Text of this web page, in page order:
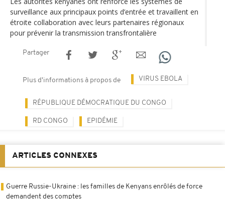
surveillance aux principaux points d’entrée et travaillent en
étroite collaboration avec leurs partenaires régionaux
pour prévenir la transmission transfrontalière
Partager
Plus d'informations à propos de VIRUS EBOLA
RÉPUBLIQUE DÉMOCRATIQUE DU CONGO
RD CONGO EPIDÉMIE
ARTICLES CONNEXES
Guerre Russie-Ukraine : les familles de Kenyans enrôlés de force
demandent des comptes